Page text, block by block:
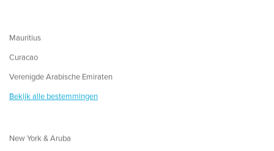
Mauritius
Curacao
Verenigde Arabische Emiraten
Bekijk alle bestemmingen
New York & Aruba